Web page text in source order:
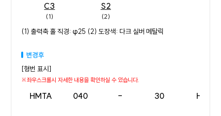
C3 S2
(1) (2)
(1) 출력축 홀 직경: φ25 (2) 도장색: 다크 실버 메탈릭
변경후
[형번 표시]
HMTA 040 - 30 H